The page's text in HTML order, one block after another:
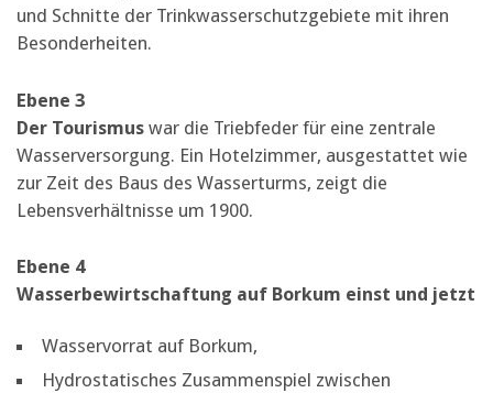
und Schnitte der Trinkwasserschutzgebiete mit ihren
Besonderheiten.
Ebene 3
Der Tourismus war die Triebfeder für eine zentrale
Wasserversorgung. Ein Hotelzimmer, ausgestattet wie
zur Zeit des Baus des Wasserturms, zeigt die
Lebensverhältnisse um 1900.
Ebene 4
Wasserbewirtschaftung auf Borkum einst und jetzt
Wasservorrat auf Borkum,
Hydrostatisches Zusammenspiel zwischen